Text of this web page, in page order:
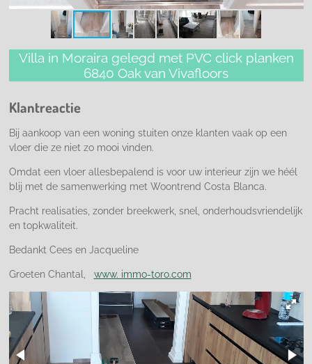
Villa in Moraira gelegd met PVC click planken
6840 Oak van Vivafloors
Klantreactie
Bij aankoop van een woning stuiten onze klanten vaak op een
vloer die ze niet zo mooi vinden.
Omdat een vloer allesbepalend is voor uw interieur zijn we héél
blij met de samenwerking met Woontrend Costa Blanca.
Pracht realisaties, zonder breekwerk, snel, onderhoudsvriendelijk
en topkwaliteit.
Bedankt Cees en Jacqueline
Groeten Chantal, www. immo-toro.com